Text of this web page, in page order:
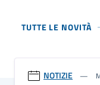
TUTTE LE NOVITÀ
NOTIZIE